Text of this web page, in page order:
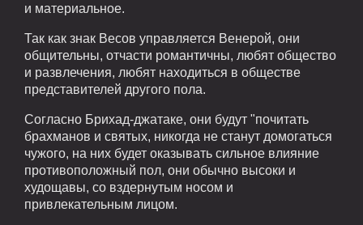
и материальное.
Так как знак Весов управляется Венерой, они
общительны, отчасти романтичны, любят общество
и развлечения, любят находиться в обществе
представителей другого пола.
Согласно Брихад-джатаке, они будут "почитать
брахманов и святых, никогда не станут домогаться
чужого, на них будет оказывать сильное влияние
противоположный пол, они обычно высоки и
худощавы, со вздернутым носом и
привлекательным лицом.